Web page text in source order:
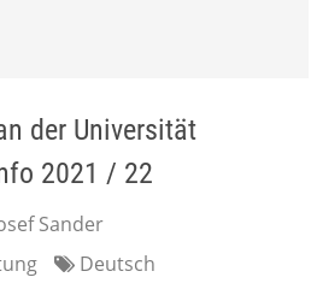
der Universität
2021 / 22
Sander
Deutsch